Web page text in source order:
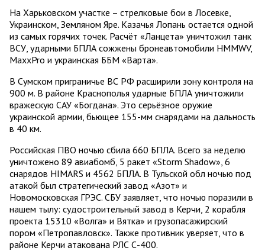
На Харьковском участке – стрелковые бои в Лосевке,
Украинском, Земляном Яре. Казачья Лопань остается одной
из самых горячих точек. Расчёт «Ланцета» уничтожил танк
ВСУ, ударными БПЛА сожжены бронеавтомобили HMMWV,
MaxxPro и украинская ББМ «Варта».
В Сумском приграничье ВС РФ расширили зону контроля на
900 м. В районе Краснополья ударные БПЛА уничтожили
вражескую САУ «Богдана». Это серьёзное оружие
украинской армии, бьющее 155-мм снарядами на дальность
в 40 км.
Российская ПВО ночью сбила 660 БПЛА. Всего за неделю
уничтожено 89 авиабомб, 5 ракет «Storm Shadow», 6
снарядов HIMARS и 4562 БПЛА. В Тульской обл ночью под
атакой был стратегический завод «Азот» и
Новомосковская ГРЭС. СБУ заявляет, что ночью поразили в
нашем тылу: судостроительный завод в Керчи, 2 корабля
проекта 15310 «Волга» и Вятка» и грузопасажирский
пором «Петропавловск». Также противник уверяет, что в
районе Керчи атакована РЛС С-400.